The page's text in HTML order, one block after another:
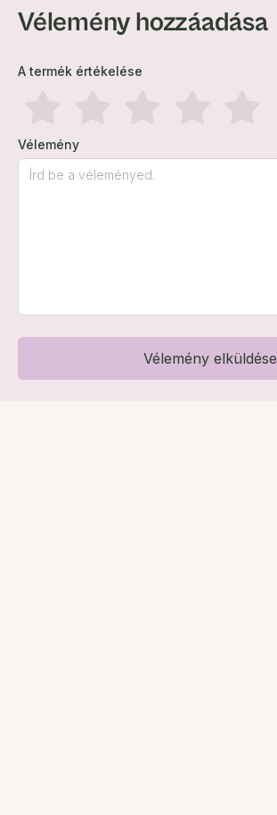
Vélemény hozzáadása
A termék értékelése
Vélemény
Vélemény elküldése